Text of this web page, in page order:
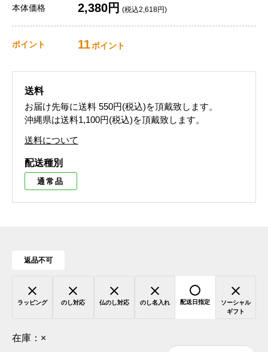
本体価格 2,380円 (税込2,618円)
ポイント 11ポイント
送料
お届け先毎に送料 550円(税込)を頂戴致します。
沖縄県は送料1,100円(税込)を頂戴致します。
送料について
配送種別
通常品
返品不可
ラッピング のし対応 仏のし対応 のし名入れ 配送日指定
ソーシャル
ギフト
在庫： ×